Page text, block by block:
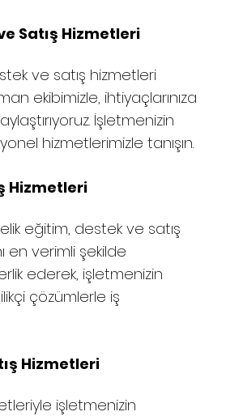
Satış Hizmetleri
ve satış hizmetleri
ekibimizle, ihtiyaçlarınıza
İşletmenizin
hizmetlerimizle tanışın.
Hizmetleri
eğitim, destek ve satış
en verimli şekilde
ederek, işletmenizin
çözümlerle iş
Hizmetleri
işletmenizin